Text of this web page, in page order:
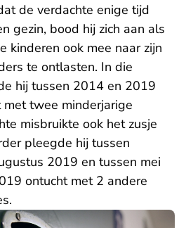
de verdachte enige tijd
gezin, bood hij zich aan als
kinderen ook mee naar zijn
te ontlasten. In die
hij tussen 2014 en 2019
twee minderjarige
misbruikte ook het zusje
pleegde hij tussen
2019 en tussen mei
ontucht met 2 andere